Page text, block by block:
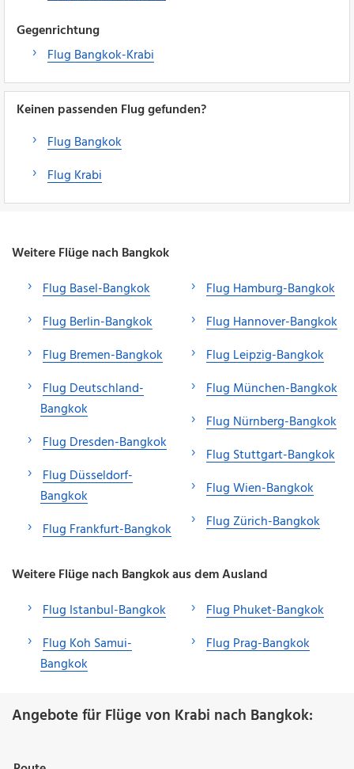
Gegenrichtung
Flug Bangkok-Krabi
Keinen passenden Flug gefunden?
Flug Bangkok
Flug Krabi
Weitere Flüge nach Bangkok
Flug Basel-Bangkok
Flug Berlin-Bangkok
Flug Bremen-Bangkok
Flug Deutschland-
Bangkok
Flug Dresden-Bangkok
Flug Düsseldorf-
Bangkok
Flug Frankfurt-Bangkok
Flug Hamburg-Bangkok
Flug Hannover-Bangkok
Flug Leipzig-Bangkok
Flug München-Bangkok
Flug Nürnberg-Bangkok
Flug Stuttgart-Bangkok
Flug Wien-Bangkok
Flug Zürich-Bangkok
Weitere Flüge nach Bangkok aus dem Ausland
Flug Istanbul-Bangkok
Flug Koh Samui-
Bangkok
Flug Phuket-Bangkok
Flug Prag-Bangkok
Angebote für Flüge von Krabi nach Bangkok: